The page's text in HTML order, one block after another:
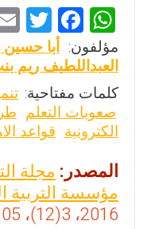
W
h
at
s
A
p
p
F
a
ce
b
o
o
k
T
wi
tt
er
مؤلفون: أبا حسين
العبداللطيف ريم
كلمات مفتاحية:
صعوبات التعلم
الكترونية قواعد
المصدر:مجلة
مؤسسة التربية
2016، 3(12)، 105-138